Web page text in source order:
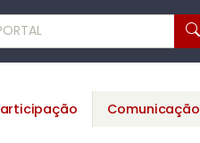
Comunicação